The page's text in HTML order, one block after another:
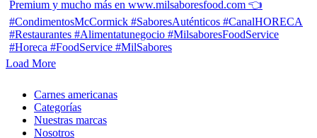
Load More
Close
Menu
Carnes americanas
Categorías
Nuestras marcas
Nosotros